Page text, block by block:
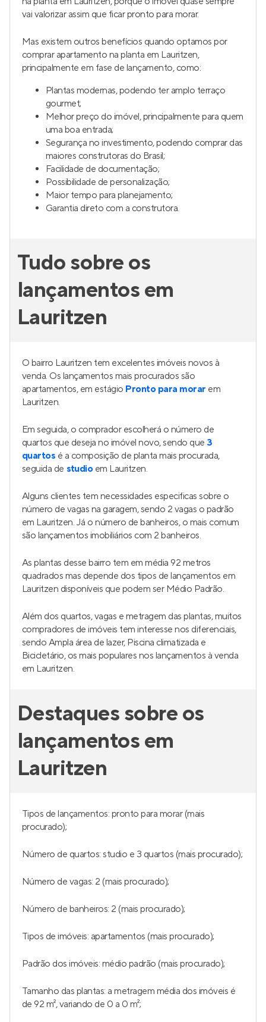
vai valorizar assim que ficar pronto para morar.
Mas existem outros benefícios quando optamos por
comprar apartamento na planta em Lauritzen,
principalmente em fase de lançamento, como:
Plantas modernas, podendo ter amplo terraço
gourmet;
Melhor preço do imóvel, principalmente para quem
uma boa entrada;
Segurança no investimento, podendo comprar das
maiores construtoras do Brasil;
Facilidade de documentação;
Possibilidade de personalização;
Maior tempo para planejamento;
Garantia direto com a construtora.
Tudo sobre os
lançamentos em
Lauritzen
O bairro Lauritzen tem excelentes imóveis novos à
venda. Os lançamentos mais procurados são
apartamentos, em estágio Pronto para morar em
Lauritzen.
Em seguida, o comprador escolherá o número de
quartos que deseja no imóvel novo, sendo que 3
quartos é a composição de planta mais procurada,
seguida de studioem Lauritzen.
Alguns clientes tem necessidades especificas sobre o
número de vagas na garagem, sendo 2 vagas o padrão
em Lauritzen. Já o número de banheiros, o mais comum
são lançamentos imobiliários com 2 banheiros.
As plantas desse bairro tem em média 92 metros
quadrados mas depende dos tipos de lançamentos em
Lauritzen disponíveis que podem ser Médio Padrão.
Além dos quartos, vagas e metragem das plantas, muitos
compradores de imóveis tem interesse nos diferenciais,
sendo Ampla área de lazer, Piscina climatizada e
Bicicletário, os mais populares nos lançamentos à venda
em Lauritzen.
Destaques sobre os
lançamentos em
Lauritzen
Tipos de lançamentos: pronto para morar (mais
procurado);
Número de quartos: studio e 3 quartos (mais procurado);
Número de vagas: 2 (mais procurado);
Número de banheiros: 2 (mais procurado);
Tipos de imóveis: apartamentos (mais procurado);
Padrão dos imóveis: médio padrão (mais procurado);
Tamanho das plantas: a metragem média dos imóveis é
de 92 m², variando de 0 a 0 m²;